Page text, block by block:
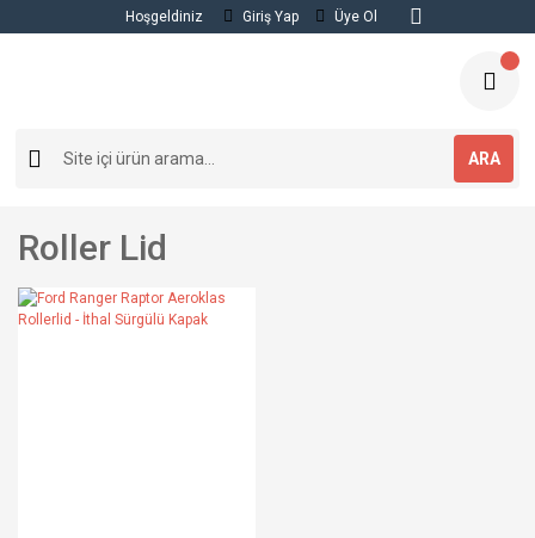
Hoşgeldiniz Giriş Yap Üye Ol
ARA
Roller Lid